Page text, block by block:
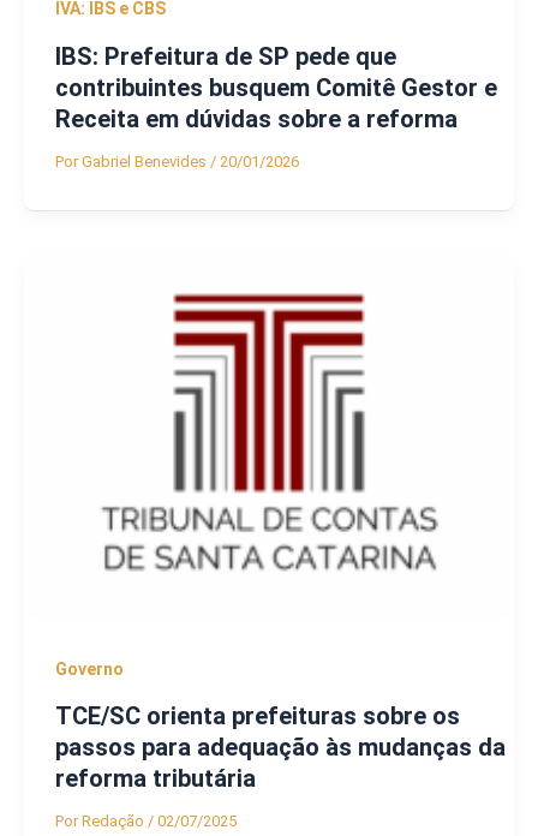
IVA: IBS e CBS
IBS: Prefeitura de SP pede que
contribuintes busquem Comitê Gestor e
Receita em dúvidas sobre a reforma
PorGabriel Benevides / 20/01/2026
Governo
TCE/SC orienta prefeituras sobre os
passos para adequação às mudanças da
reforma tributária
PorRedação / 02/07/2025